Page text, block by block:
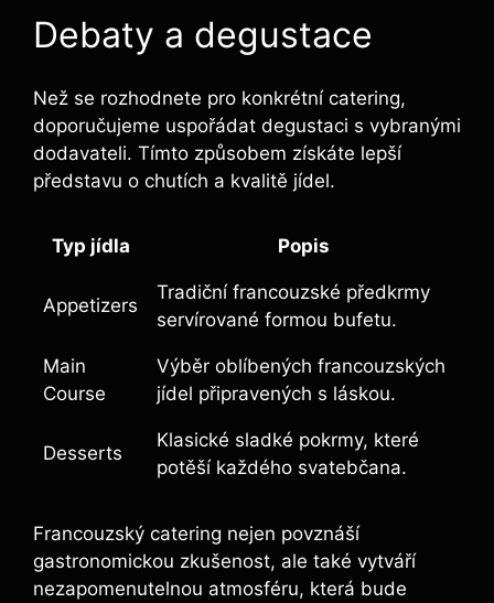
Debaty a degustace
Než se rozhodnete pro konkrétní catering,
doporučujeme uspořádat degustaci s vybranými
dodavateli. Tímto způsobem získáte lepší
představu o chutích a kvalitě jídel.
Typ jídla Popis
Appetizers
Tradiční francouzské předkrmy
servírované formou bufetu.
Main
Course
Výběr oblíbených francouzských
jídel připravených s láskou.
Desserts
Klasické sladké pokrmy, které
potěší každého svatebčana.
Francouzský catering nejen povznáší
gastronomickou zkušenost, ale také vytváří
nezapomenutelnou atmosféru, která bude